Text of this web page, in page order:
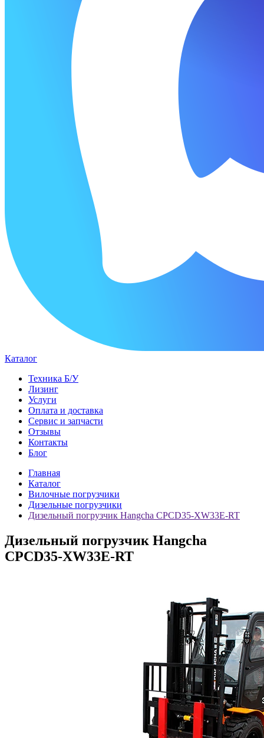
Каталог
Техника Б/У
Лизинг
Услуги
Оплата и доставка
Сервис и запчасти
Отзывы
Контакты
Блог
Главная
Каталог
Вилочные погрузчики
Дизельные погрузчики
Дизельный погрузчик Hangcha CPCD35-XW33E-RT
Дизельный погрузчик Hangcha
CPCD35-XW33E-RT